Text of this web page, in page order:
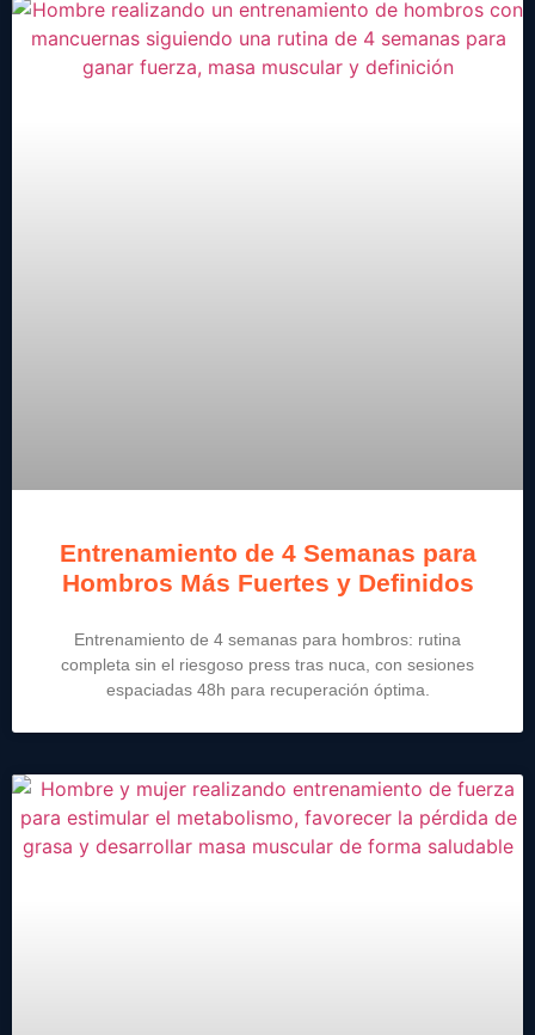
Entrenamiento de 4 Semanas para
Hombros Más Fuertes y Definidos
Entrenamiento de 4 semanas para hombros: rutina
completa sin el riesgoso press tras nuca, con sesiones
espaciadas 48h para recuperación óptima.